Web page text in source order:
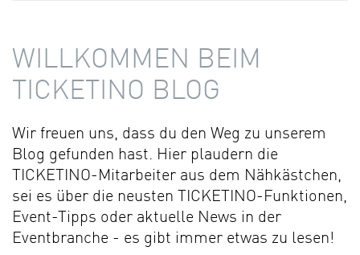
WILLKOMMEN BEIM
TICKETINO BLOG
Wir freuen uns, dass du den Weg zu unserem
Blog gefunden hast. Hier plaudern die
TICKETINO-Mitarbeiter aus dem Nähkästchen,
sei es über die neusten TICKETINO-Funktionen,
Event-Tipps oder aktuelle News in der
Eventbranche - es gibt immer etwas zu lesen!